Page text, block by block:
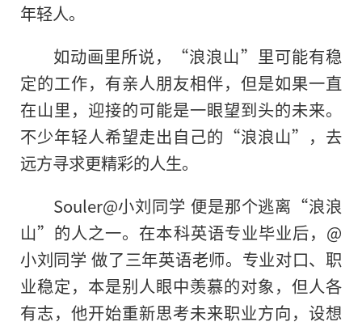
年轻人。
如动画里所说，
“浪浪山”里可能有稳
定的工作，有亲人朋友相伴，但是如果一直
在山里，迎接的可能是一眼望到头的未来。
不少年轻人希望走出自己的“浪浪山”，去
远方寻求更精彩的人生。
Souler@小刘同学 便是那个逃离“浪浪
山”的人之一。在本科英语专业毕业后，@
小刘同学 做了三年英语老师。专业对口、职
业稳定，本是别人眼中羡慕的对象，但人各
有志，他开始重新思考未来职业方向，设想